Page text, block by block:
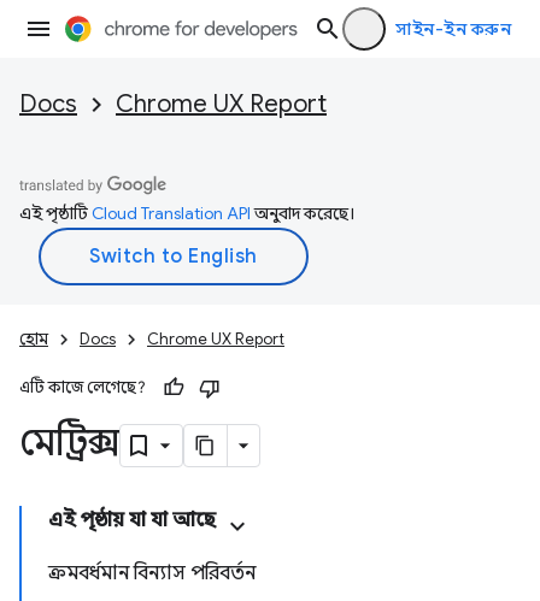
সাইন-ইন করুন
Docs Chrome UX Report
এই পৃষ্ঠাটিCloud Translation APIঅনুবাদ করেছে।
হোম Docs Chrome UX Report
এটি কাজে লেগেছে?
মেট্রিক্স
এই পৃষ্ঠায় যা যা আছে
ক্রমবর্ধমান বিন্যাস পরিবর্তন